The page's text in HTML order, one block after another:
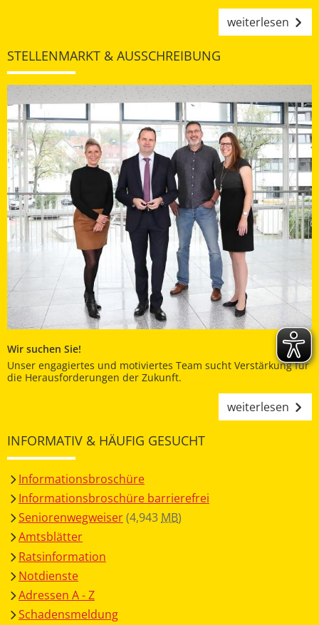
weiterlesen
STELLENMARKT & AUSSCHREIBUNG
Wir suchen Sie!
Unser engagiertes und motiviertes Team sucht Verstärkung für
die Herausforderungen der Zukunft.
weiterlesen
INFORMATIV & HÄUFIG GESUCHT
Informationsbroschüre
Informationsbroschüre barrierefrei
Seniorenwegweiser(4,943 MB)
Amtsblätter
Ratsinformation
Notdienste
Adressen A - Z
Schadensmeldung